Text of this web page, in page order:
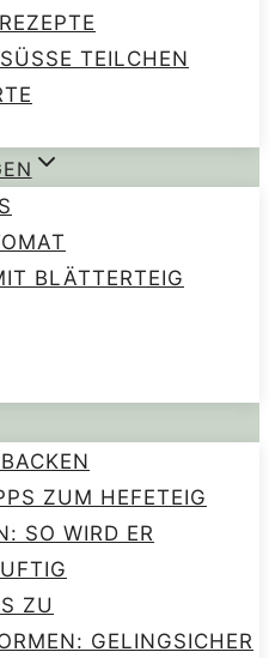
TEILCHEN
BLÄTTERTEIG
ZUM HEFETEIG
SO WIRD ER
ZU
GELINGSICHER